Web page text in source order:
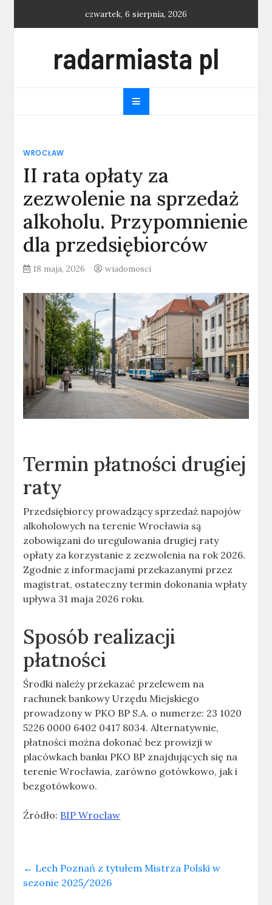
czwartek, 6 sierpnia, 2026
radarmiasta pl
WROCŁAW
II rata opłaty za
zezwolenie na sprzedaż
alkoholu. Przypomnienie
dla przedsiębiorców
18 maja, 2026 wiadomosci
Termin płatności drugiej
raty
Przedsiębiorcy prowadzący sprzedaż napojów
alkoholowych na terenie Wrocławia są
zobowiązani do uregulowania drugiej raty
opłaty za korzystanie z zezwolenia na rok 2026.
Zgodnie z informacjami przekazanymi przez
magistrat, ostateczny termin dokonania wpłaty
upływa 31 maja 2026 roku.
Sposób realizacji
płatności
Środki należy przekazać przelewem na
rachunek bankowy Urzędu Miejskiego
prowadzony w PKO BP S.A. o numerze: 23 1020
5226 0000 6402 0417 8034. Alternatywnie,
płatności można dokonać bez prowizji w
placówkach banku PKO BP znajdujących się na
terenie Wrocławia, zarówno gotówkowo, jak i
bezgotówkowo.
Źródło: BIP Wroclaw
← Lech Poznań z tytułem Mistrza Polski w
sezonie 2025/2026